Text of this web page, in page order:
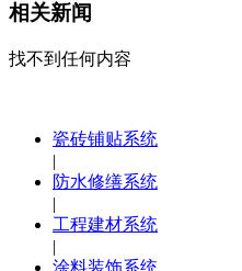
相关新闻
找不到任何内容
瓷砖铺贴系统
|
防水修缮系统
|
工程建材系统
|